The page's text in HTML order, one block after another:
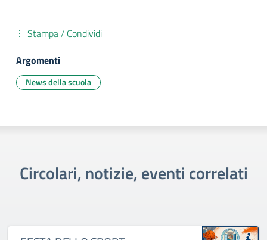
Stampa / Condividi
Argomenti
News della scuola
Circolari, notizie, eventi correlati